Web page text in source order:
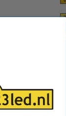
Direct leverbaar